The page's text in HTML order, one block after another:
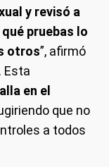
y revisó a
pruebas lo
otros”, afirmó
Esta
en el
que no
a todos